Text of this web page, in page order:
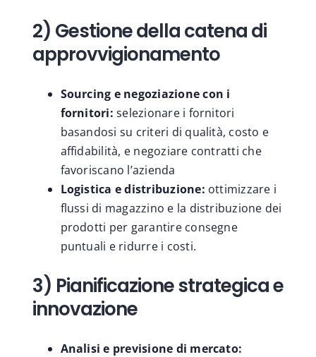
2) Gestione della catena di
approvvigionamento
Sourcing e negoziazione con i
fornitori: selezionare i fornitori
basandosi su criteri di qualità, costo e
affidabilità, e negoziare contratti che
favoriscano l’azienda
Logistica e distribuzione: ottimizzare i
flussi di magazzino e la distribuzione dei
prodotti per garantire consegne
puntuali e ridurre i costi.
3) Pianificazione strategica e
innovazione
Analisi e previsione di mercato: